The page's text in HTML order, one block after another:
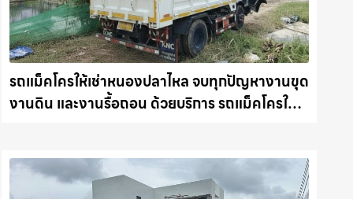
รถแม็คโครให้เช่าหนองปลาไหล จบทุกปัญหางานขุด
งานดิน และงานรื้อถอน ด้วยบริการ รถแม็คโครให้